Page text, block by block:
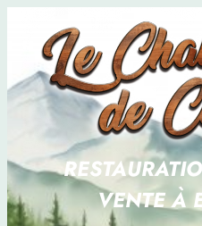
VENTE À